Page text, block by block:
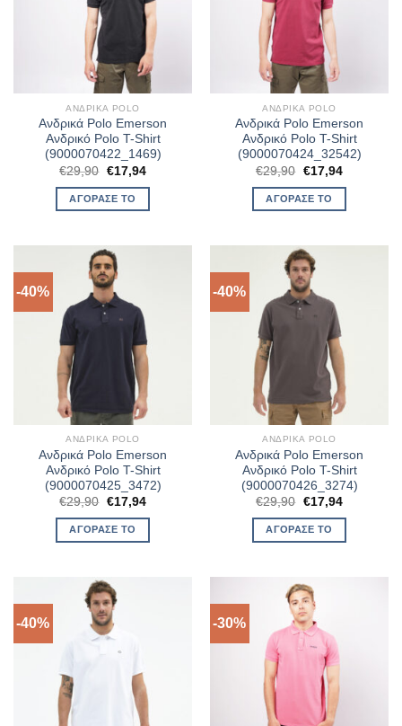
ΑΝΔΡΙΚΆ POLO
Ανδρικά Polo Emerson
Ανδρικό Polo T-Shirt
(9000070422_1469)
€29,90 Original
price
was:
€29,90.
€17,94Η
τιμή
ΑΓΌΡΑΣΈ ΤΟ
ΑΝΔΡΙΚΆ POLO
Ανδρικά Polo Emerson
Ανδρικό Polo T-Shirt
(9000070424_32542)
€29,90 Original
price
was:
€29,90.
€17,94Η
τιμή
ΑΓΌΡΑΣΈ ΤΟ
-40%
ΑΝΔΡΙΚΆ POLO
Ανδρικά Polo Emerson
Ανδρικό Polo T-Shirt
(9000070425_3472)
€29,90 Original
was:
€29,90.
€17,94Η
ΑΓΌΡΑΣΈ ΤΟ
-40%
ΑΝΔΡΙΚΆ POLO
Ανδρικά Polo Emerson
Ανδρικό Polo T-Shirt
(9000070426_3274)
€29,90 Original
was:
€29,90.
€17,94Η
ΑΓΌΡΑΣΈ ΤΟ
-40% -30%